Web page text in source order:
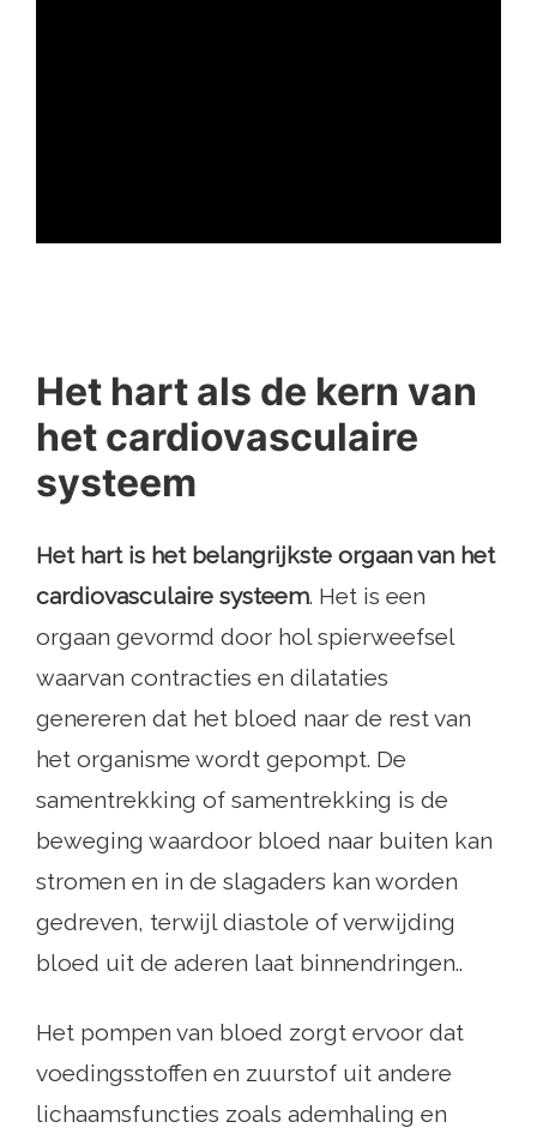
Het hart als de kern van
het cardiovasculaire
systeem
Het hart is het belangrijkste orgaan van het
cardiovasculaire systeem. Het is een
orgaan gevormd door hol spierweefsel
waarvan contracties en dilataties
genereren dat het bloed naar de rest van
het organisme wordt gepompt. De
samentrekking of samentrekking is de
beweging waardoor bloed naar buiten kan
stromen en in de slagaders kan worden
gedreven, terwijl diastole of verwijding
bloed uit de aderen laat binnendringen..
Het pompen van bloed zorgt ervoor dat
voedingsstoffen en zuurstof uit andere
lichaamsfuncties zoals ademhaling en